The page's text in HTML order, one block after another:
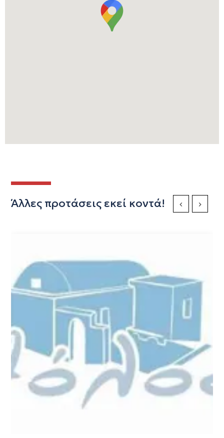
Άλλες προτάσεις εκεί κοντά! Previous Slide
Next